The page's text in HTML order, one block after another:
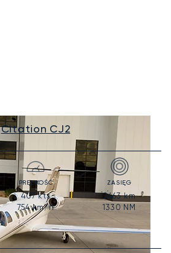
Citation CJ2
PRĘDKOŚĆ
407kts
754km/h
ZASIĘG
2463km
1330 NM